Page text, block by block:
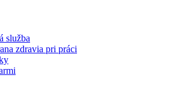
služba
zdravia pri práci